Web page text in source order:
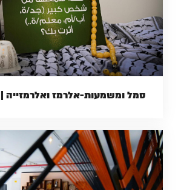
סמל ומשמעות-אלרמז ואלרמזייה